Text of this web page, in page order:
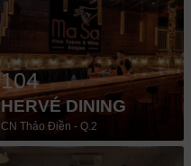
104
HERVÉ DINING
CN Thảo Điền - Q.2